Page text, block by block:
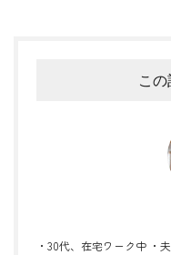
こ
・30代、在宅ワーク中 ・